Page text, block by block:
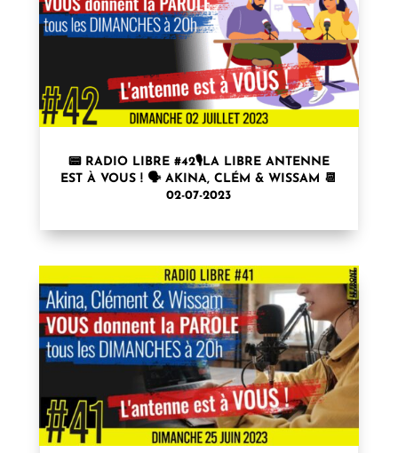
📟 RADIO LIBRE #42🎙LA LIBRE ANTENNE
EST À VOUS ! 🗣 AKINA, CLÉM & WISSAM 📆
02-07-2023